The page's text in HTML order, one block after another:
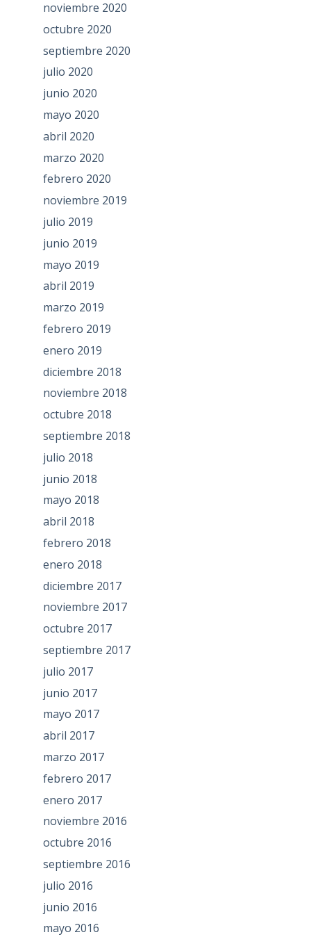
noviembre 2020
octubre 2020
septiembre 2020
julio 2020
junio 2020
mayo 2020
abril 2020
marzo 2020
febrero 2020
noviembre 2019
julio 2019
junio 2019
mayo 2019
abril 2019
marzo 2019
febrero 2019
enero 2019
diciembre 2018
noviembre 2018
octubre 2018
septiembre 2018
julio 2018
junio 2018
mayo 2018
abril 2018
febrero 2018
enero 2018
diciembre 2017
noviembre 2017
octubre 2017
septiembre 2017
julio 2017
junio 2017
mayo 2017
abril 2017
marzo 2017
febrero 2017
enero 2017
noviembre 2016
octubre 2016
septiembre 2016
julio 2016
junio 2016
mayo 2016